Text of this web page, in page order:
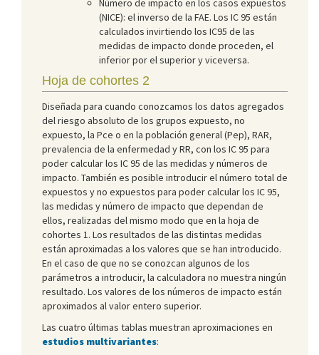
(NICE): el inverso de la FAE. Los IC 95 están
calculados invirtiendo los IC95 de las
medidas de impacto donde proceden, el
inferior por el superior y viceversa.
Hoja de cohortes 2
Diseñada para cuando conozcamos los datos agregados
del riesgo absoluto de los grupos expuesto, no
expuesto, la Pce o en la población general (Pep), RAR,
prevalencia de la enfermedad y RR, con los IC 95 para
poder calcular los IC 95 de las medidas y números de
impacto. También es posible introducir el número total de
expuestos y no expuestos para poder calcular los IC 95,
las medidas y número de impacto que dependan de
ellos, realizadas del mismo modo que en la hoja de
cohortes 1. Los resultados de las distintas medidas
están aproximadas a los valores que se han introducido.
En el caso de que no se conozcan algunos de los
parámetros a introducir, la calculadora no muestra ningún
resultado. Los valores de los números de impacto están
aproximados al valor entero superior.
Las cuatro últimas tablas muestran aproximaciones en
estudios multivariantes: